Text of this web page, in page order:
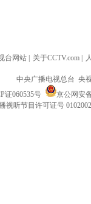
台网站 关于CCTV.com
中央广播电视总台 央
证060535号
京公网安
视听节目许可证号